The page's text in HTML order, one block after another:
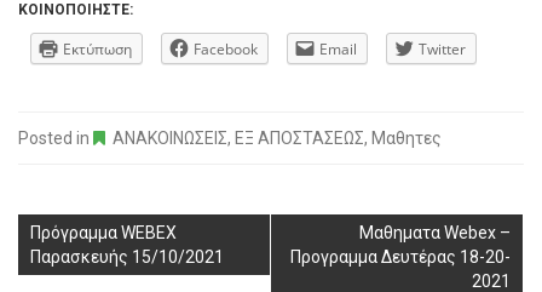
ΚΟΙΝΟΠΟΙΉΣΤΕ:
Εκτύπωση Facebook Email Twitter
Posted in ΑΝΑΚΟΙΝΩΣΕΙΣ, ΕΞ ΑΠΟΣΤΑΣΕΩΣ, Μαθητες
Πρόγραμμα WEBEX
Παρασκευής 15/10/2021
Μαθηματα Webex –
Προγραμμα Δευτέρας 18-20-
2021